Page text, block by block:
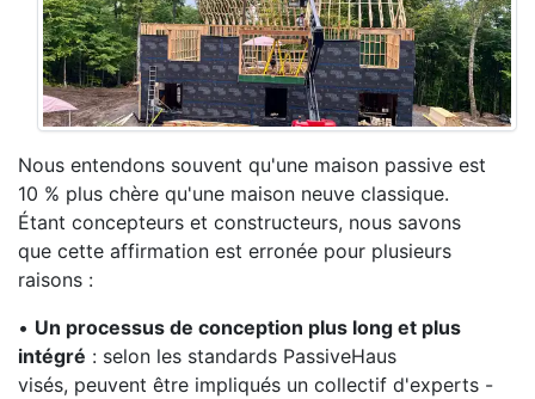
Nous entendons souvent qu'une maison passive est
10 % plus chère qu'une maison neuve classique.
Étant concepteurs et constructeurs, nous savons
que cette affirmation est erronée pour plusieurs
raisons :
• Un processus de conception plus long et plus
intégré : selon les standards PassiveHaus
visés, peuvent être impliqués un collectif d'experts -